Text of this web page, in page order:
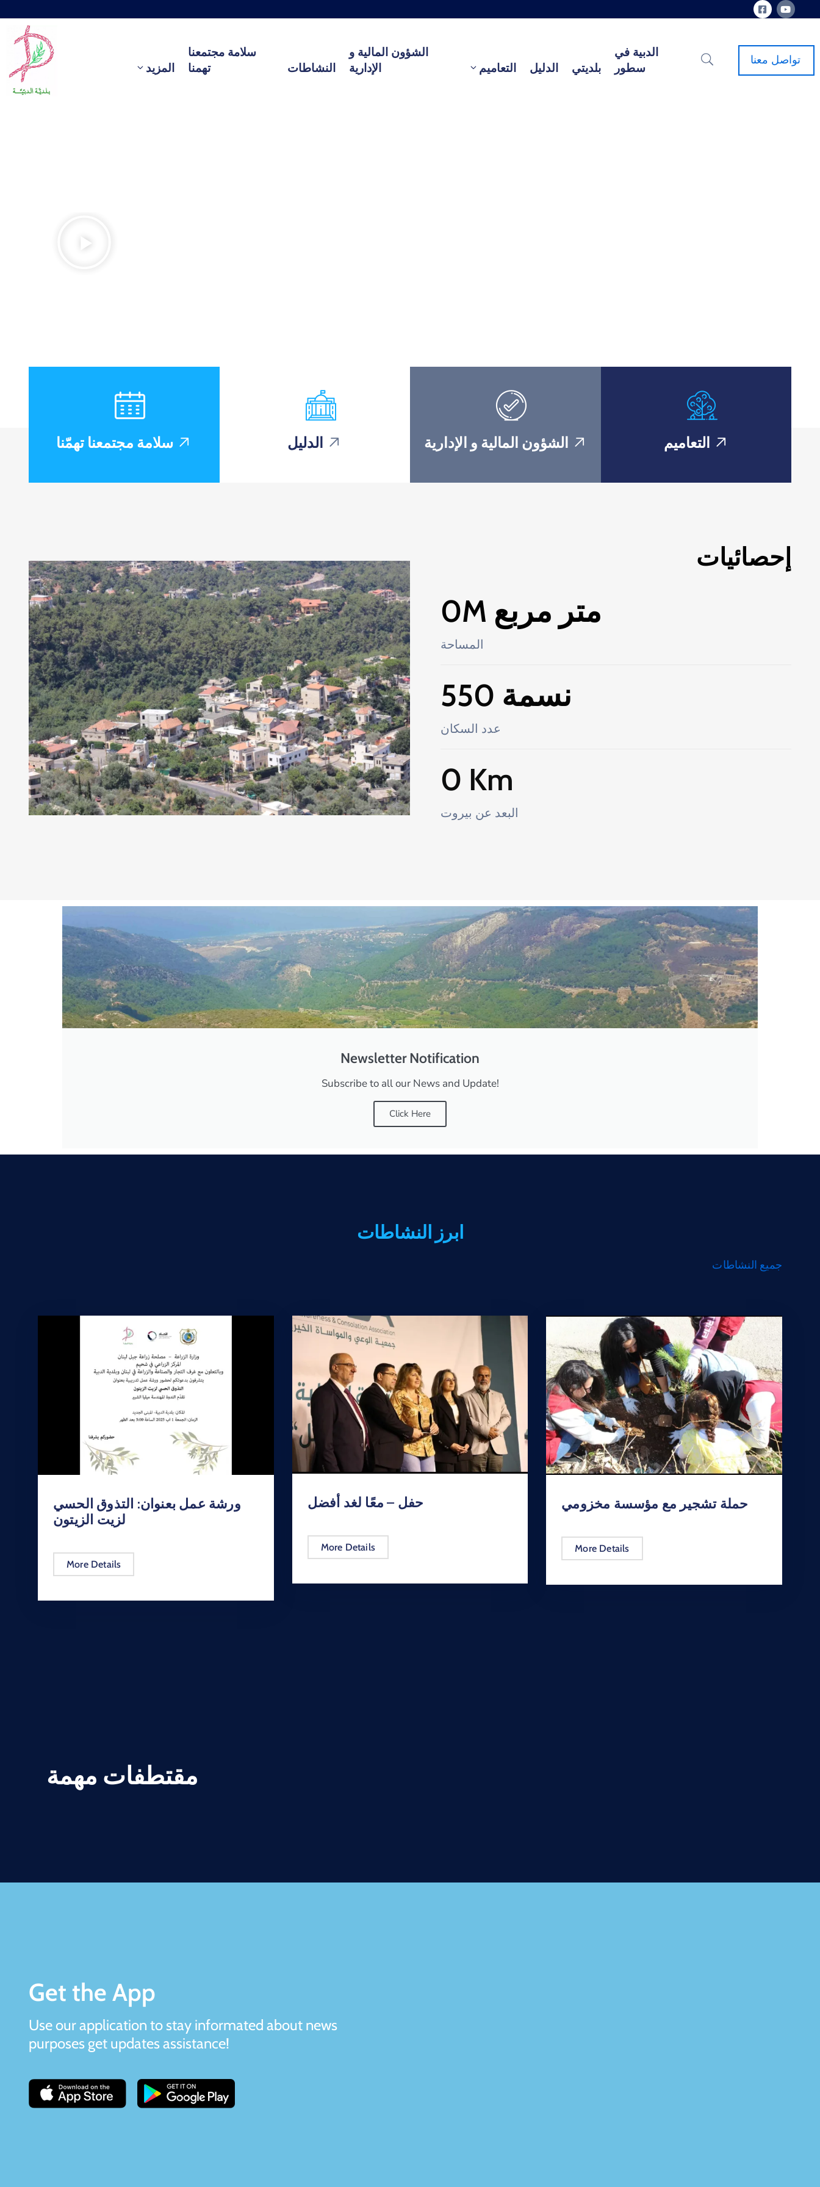
المزيد
سلامة مجتمعنا
تهمنا
النشاطات
الشؤون المالية و
الإدارية
التعاميم الدليل بلديتي
الدبية في
سطور
تواصل معنا
سلامة مجتمعنا تهمّنا الدليل الشؤون المالية و الإدارية التعاميم
إحصائيات
0 M متر مربع
المساحة
550 نسمة
عدد السكان
0 Km
البعد عن بيروت
Newsletter Notification
Subscribe to all our News and Update!
Click Here
ابرز النشاطات
جميع النشاطات
ورشة عمل بعنوان: التذوق الحسي
لزيت الزيتون
More Details
حفل – معًا لغد أفضل
More Details
حملة تشجير مع مؤسسة مخزومي
More Details
مقتطفات مهمة
Get the App
Use our application to stay informated about news
purposes get updates assistance!